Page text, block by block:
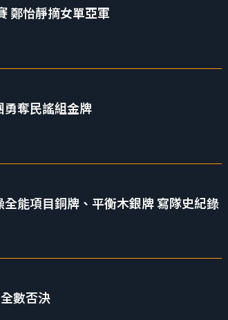
鄭怡靜摘女單亞軍
勇奪民謠組金牌
能項目銅牌、平衡木銀牌 寫隊史紀錄
數否決